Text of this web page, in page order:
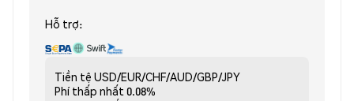
Hỗ trợ:
Tiền tệ USD/EUR/CHF/AUD/GBP/JPY
Phí thấp nhất 0.08%